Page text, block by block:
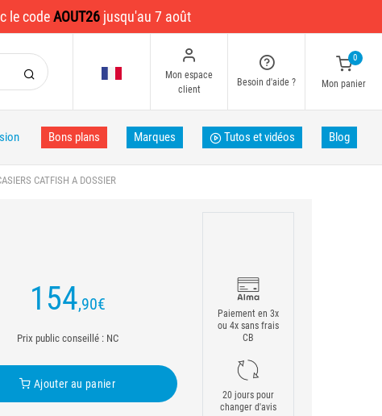
le codeAOUT26 jusqu'au 7 août
Mon espace
client
Besoin d'aide ?
0
Mon panier
Bons plans Marques Tutos et vidéos Blog
CATFISH A DOSSIER
154,90€
Prix public conseillé : NC
Ajouter au panier
Paiement en 3x
ou 4x sans frais
CB
20 jours pour
changer d'avis